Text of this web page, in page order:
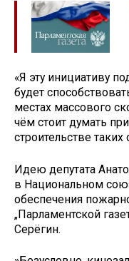
«Я эту инициативу
будет
местах массового
чём стоит думать
строительстве
Идею депутата
в Национальном
обеспечения
„Парламентской
Серёгин.